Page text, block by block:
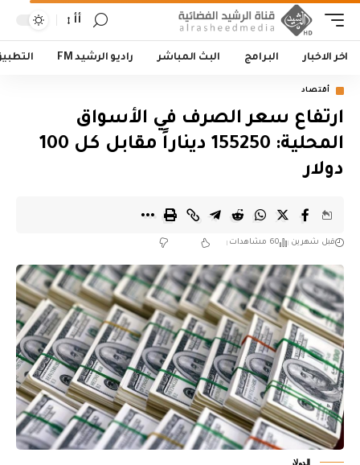
أأ
اخر الاخبار البرامج البث المباشر راديو الرشيد FM
أقتصاد
ارتفاع سعر الصرف في الأسواق
المحلية: 155250 ديناراً مقابل كل 100
دولار
قبل شهرين 60 مشاهدات
الدولار